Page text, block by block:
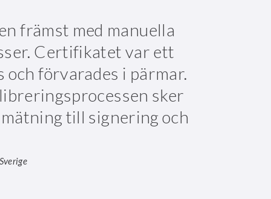
främst med manuella
Certifikatet var ett
och förvarades i pärmar.
sker
till signering och